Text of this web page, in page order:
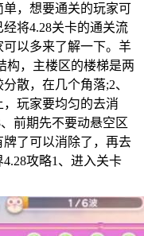
，想要通关的玩家可
将4.28关卡的通关流
以多来了解一下。羊
构，主楼区的楼梯是两
散，在几个角落;2、
玩家要均匀的去消
前期先不要动悬空区
了可以消除了，再去
攻略1、进入关卡